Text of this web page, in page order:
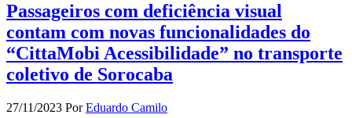
Passageiros com deficiência visual
contam com novas funcionalidades do
“CittaMobi Acessibilidade” no transporte
coletivo de Sorocaba
27/11/2023 PorEduardo Camilo